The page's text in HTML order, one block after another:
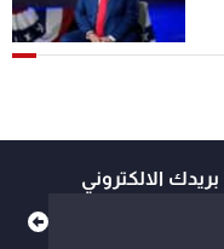
الالكتروني